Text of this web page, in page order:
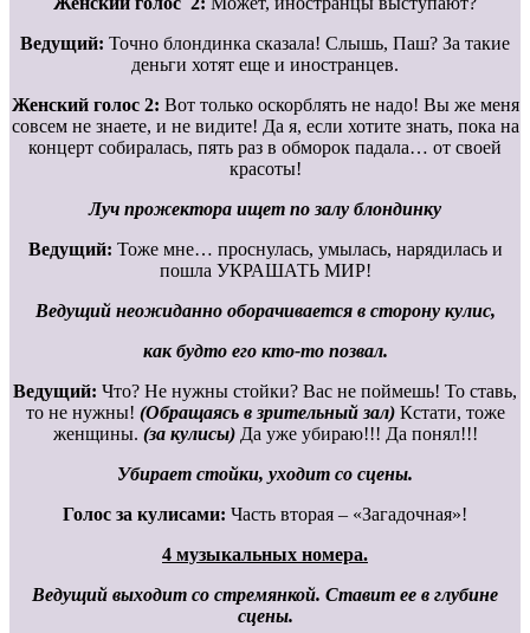
Ведущий: Точно блондинка сказала! Слышь, Паш? За такие
деньги хотят еще и иностранцев.
Женский голос 2: Вот только оскорблять не надо! Вы же меня
совсем не знаете, и не видите! Да я, если хотите знать, пока на
концерт собиралась, пять раз в обморок падала… от своей
красоты!
Луч прожектора ищет по залу блондинку
Ведущий: Тоже мне… проснулась, умылась, нарядилась и
пошла УКРАШАТЬ МИР!
Ведущий неожиданно оборачивается в сторону кулис,
как будто его кто-то позвал.
Ведущий: Что? Не нужны стойки? Вас не поймешь! То ставь,
то не нужны! (Обращаясь в зрительный зал)Кстати, тоже
женщины. (за кулисы)Да уже убираю!!! Да понял!!!
Убирает стойки, уходит со сцены.
Голос за кулисами: Часть вторая – «Загадочная»!
4 музыкальных номера.
Ведущий выходит со стремянкой. Ставит ее в глубине
сцены.